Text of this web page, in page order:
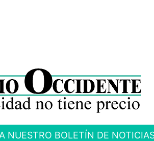
NUESTRO BOLETÍN DE